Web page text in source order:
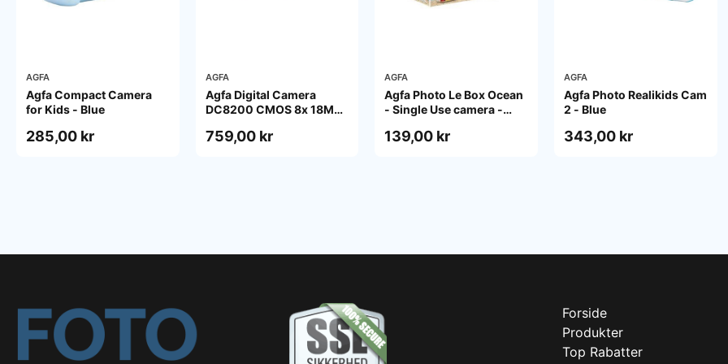
AGFA
Agfa Compact Camera
for Kids - Blue
285,00 kr
AGFA
Agfa Digital Camera
DC8200 CMOS 8x 18MP
759,00 kr
AGFA
Agfa Photo Le Box Ocean
- Single Use camera -
139,00 kr
AGFA
Agfa Photo Realikids Cam
2 - Blue
343,00 kr
Forside
Produkter
Top Rabatter